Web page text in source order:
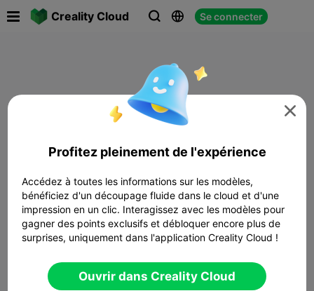
Creality Cloud   Se connecter

Profitez pleinement de l'expérience
Accédez à toutes les informations sur les modèles,
bénéficiez d'un découpage fluide dans le cloud et d'une
impression en un clic. Interagissez avec les modèles pour
gagner des points exclusifs et débloquer encore plus de
surprises, uniquement dans l'application Creality Cloud !
Ouvrir dans Creality Cloud